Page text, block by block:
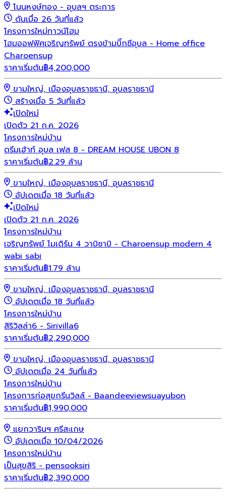
โนนหงษ์ทอง - อุบลฯ ตระการ
ดันเมื่อ 26 วันที่แล้ว
โครงการใหม่ทาวน์โฮม
โฮมออฟฟิศเจริญทรัพย์ ตรงข้ามบิีกซีอุบล - Home office
Charoensup
ราคาเริ่มต้น฿4,200,000
ขามใหญ่, เมืองอุบลราชธานี, อุบลราชธานี
สร้างเมื่อ 5 วันที่แล้ว
เปิดใหม่
เปิดตัว 21 ก.ค. 2026
โครงการใหม่บ้าน
ดรีมเฮ้าท์ อุบล เฟส 8 - DREAM HOUSE UBON 8
ราคาเริ่มต้น฿2.29 ล้าน
ขามใหญ่, เมืองอุบลราชธานี, อุบลราชธานี
อัปเดตเมื่อ 18 วันที่แล้ว
เปิดใหม่
เปิดตัว 21 ก.ค. 2026
โครงการใหม่บ้าน
เจริญทรัพย์ โมเดิร์น 4 วาบิซาบิ - Charoensup modern 4
wabi sabi
ราคาเริ่มต้น฿1.79 ล้าน
ขามใหญ่, เมืองอุบลราชธานี, อุบลราชธานี
อัปเดตเมื่อ 18 วันที่แล้ว
โครงการใหม่บ้าน
สิริวิลล่า6 - Sirivilla6
ราคาเริ่มต้น฿2,290,000
ขามใหญ่, เมืองอุบลราชธานี, อุบลราชธานี
อัปเดตเมื่อ 24 วันที่แล้ว
โครงการใหม่บ้าน
โครงการก่อสุขกรีนวิลล์ - Baandeeviewsuayubon
ราคาเริ่มต้น฿1,990,000
แยกวารินฯ ศรีสะเกษ
อัปเดตเมื่อ 10/04/2026
โครงการใหม่บ้าน
เป็นสุขสิริ - pensooksiri
ราคาเริ่มต้น฿2,390,000